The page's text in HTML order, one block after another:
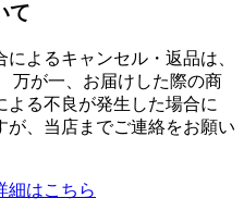
て
よるキャンセル・返品は、
万が一、お届けした際の商
る不良が発生した場合に
が、当店までご連絡をお願い
はこちら